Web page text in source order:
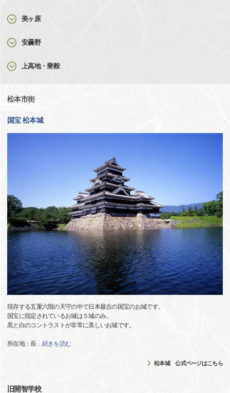
美ヶ原
安曇野
上高地・乗鞍
松本市街
国宝 松本城
現存する五重六階の天守の中で日本最古の国宝のお城です。
国宝に指定されているお城は５城のみ。
黒と白のコントラストが非常に美しいお城です。
所在地：長…続きを読む
松本城 公式ページはこちら
旧開智学校